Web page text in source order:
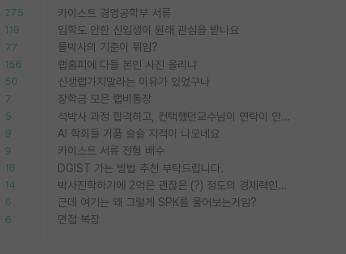
275
119
77
156
50
7
5
9
9
16
14
6
6
카이스트 경영공학부 서류
입학도 안한 신입생이 원래 관심을 받나요
물박사의 기준이 뭐임?
랩홈피에 다들 본인 사진 올리냐
신생랩가지말라는 이유가 있었구나
장학금 모은 랩비통장
석박사 과정 합격하고, 컨택했던교수님이 연락이 안됩니다...
AI 학회들 거품 슬슬 지적이 나오네요
카이스트 서류 전형 배수
DGIST 가는 방법 추천 부탁드립니다.
박사진학하기에 2억은 괜찮은 (?) 정도의 경제력인가요
근데 여기는 왜 그렇게 SPK를 물어보는거임?
면접 복장